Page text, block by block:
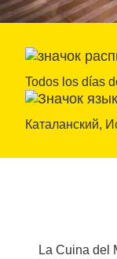
Todos los días
Каталанский,
La Cuina del